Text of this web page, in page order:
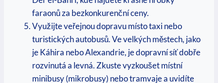
faraonů‍ za bezkonkurenční ceny.
Využijte veřejnou dopravu místo taxi nebo​
turistických⁢ autobusů. Ve velkých městech,⁣ jako
je Káhira⁣ nebo Alexandrie, je ⁢dopravní síť dobře
rozvinutá a levná. Zkuste vyzkoušet‍ místní
minibusy (mikrobusy) nebo tramvaje a uvidíte